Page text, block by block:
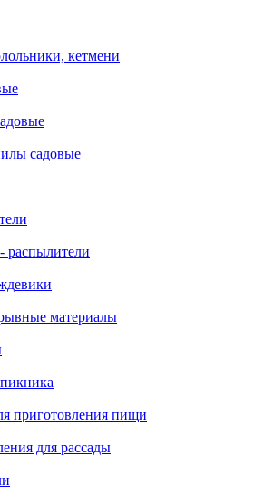
кетмени
садовые
распылители
материалы
приготовления пищи
для рассады